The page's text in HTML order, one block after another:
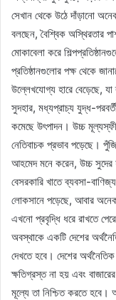
সেখান থেকে উঠে দাঁড়ানো
বলছেন, বৈশ্বিক অস্থিরতার
মোকাবেলা করে
প্রতিষ্ঠানগুলোর পক্ষ থেকে
উল্লেখযোগ্য হারে বেড়েছে,
সুদহার, মধ্যপ্রাচ্য যুদ্ধ-
কমেছে উৎপাদন। উচ্চ
নেতিবাচক প্রভাব পড়েছে।
আহমেদ মনে করেন, উচ্চ সুদের
বেসরকারি খাতে ব্যবসা-
লোকসানে পড়েছে, আবার
এখনো প্রবৃদ্ধি ধরে রাখতে
অবস্থাকে একটি দেশের
দেখতে হবে। দেশের
ক্ষতিগ্রস্ত না হয় এবং
মূল্যে তা নিশ্চিত করতে